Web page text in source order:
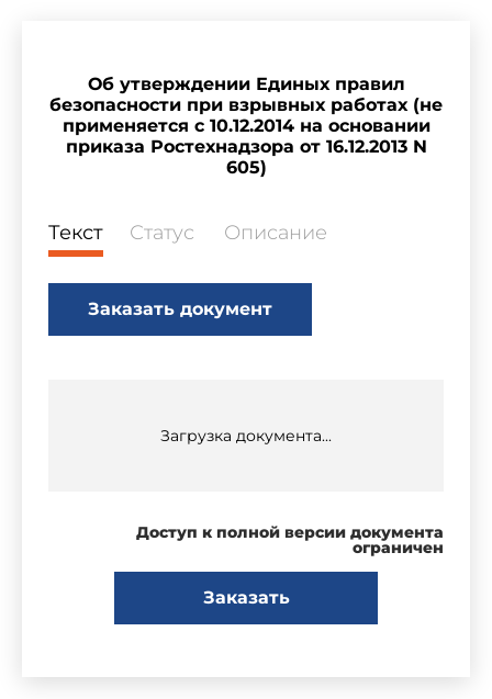
Об утверждении Единых правил
безопасности при взрывных работах (не
применяется с 10.12.2014 на основании
приказа Ростехнадзора от 16.12.2013 N
605)
Текст Статус Описание
Заказать документ
Загрузка документа...
Доступ к полной версии документа
ограничен
Заказать